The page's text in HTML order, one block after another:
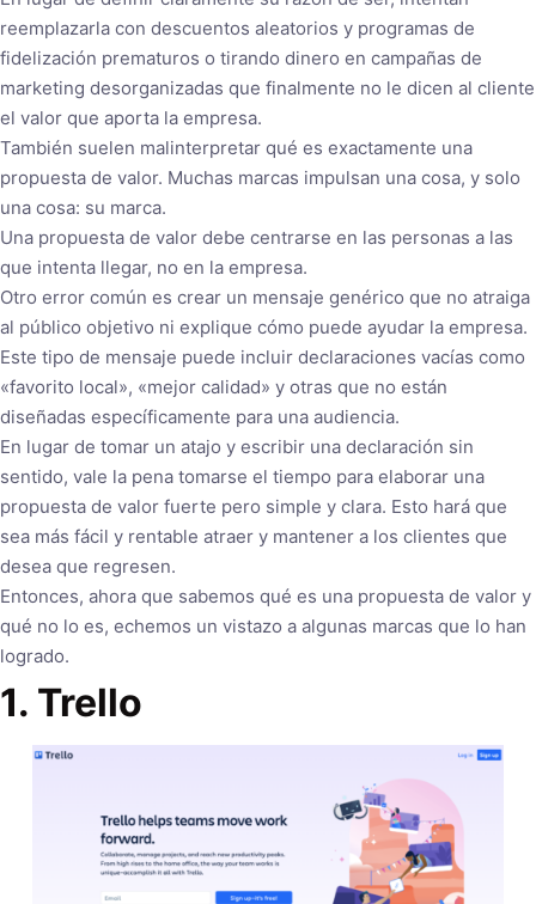
reemplazarla con descuentos aleatorios y programas de
fidelización prematuros o tirando dinero en campañas de
marketing desorganizadas que finalmente no le dicen al cliente
el valor que aporta la empresa.
También suelen malinterpretar qué es exactamente una
propuesta de valor. Muchas marcas impulsan una cosa, y solo
una cosa: su marca.
Una propuesta de valor debe centrarse en las personas a las
que intenta llegar, no en la empresa.
Otro error común es crear un mensaje genérico que no atraiga
al público objetivo ni explique cómo puede ayudar la empresa.
Este tipo de mensaje puede incluir declaraciones vacías como
«favorito local», «mejor calidad» y otras que no están
diseñadas específicamente para una audiencia.
En lugar de tomar un atajo y escribir una declaración sin
sentido, vale la pena tomarse el tiempo para elaborar una
propuesta de valor fuerte pero simple y clara. Esto hará que
sea más fácil y rentable atraer y mantener a los clientes que
desea que regresen.
Entonces, ahora que sabemos qué es una propuesta de valor y
qué no lo es, echemos un vistazo a algunas marcas que lo han
logrado.
1. Trello